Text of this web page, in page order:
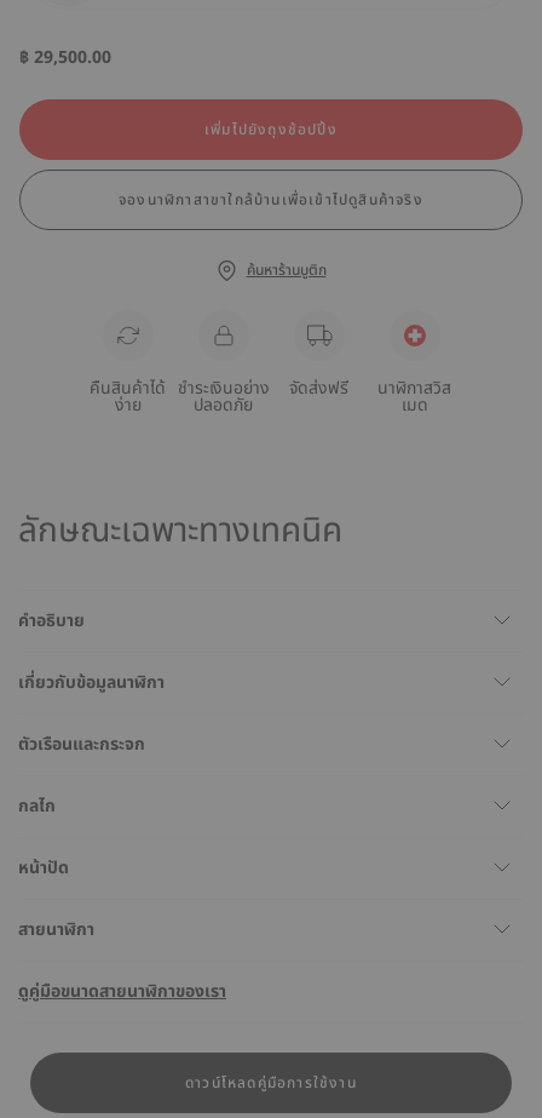
฿ 29,500.00
เพิ่มไปยังถุงช้อปปิ้ง
จองนาฬิกาสาขาใกล้บ้านเพื่อเข้าไปดูสินค้าจริง
ค้นหาร้านบูติก
คืนสินค้าได้
ง่าย
ชำระเงินอย่าง
ปลอดภัย
จัดส่งฟรี นาฬิกาสวิส
เมด
ลักษณะเฉพาะทางเทคนิค
คำอธิบาย
เกี่ยวกับข้อมูลนาฬิกา
ตัวเรือนและกระจก
กลไก
หน้าปัด
สายนาฬิกา
ดูคู่มือขนาดสายนาฬิกาของเรา
ดาวน์โหลดคู่มือการใช้งาน